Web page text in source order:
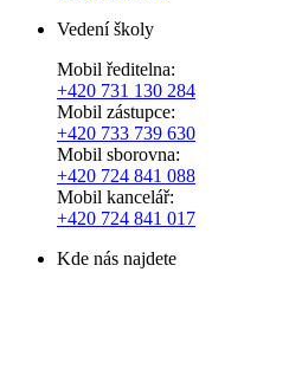
Vedení školy
Mobil ředitelna:
+420 731 130 284
Mobil zástupce:
+420 733 739 630
Mobil sborovna:
+420 724 841 088
Mobil kancelář:
+420 724 841 017
Kde nás najdete